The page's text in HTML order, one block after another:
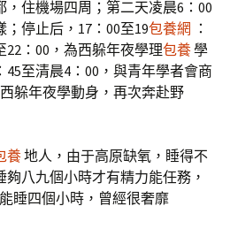
，住機場四周；第二天凌晨6：00
停止后，17：00至19包養網 ：
22：00，為西躲年夜學理包養學
45至清晨4：00，與青年學者會商
躲年夜學動身，再次奔赴野
養地人，由于高原缺氧，睡得不
八九個小時才有精力能任務，
睡四個小時，曾經很奢靡